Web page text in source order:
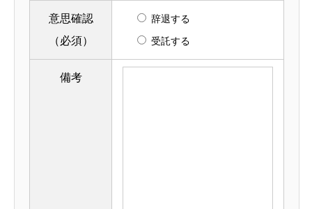
意思確認
（必須）
辞退する
受託する
備考